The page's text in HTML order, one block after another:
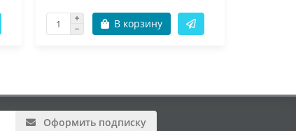
В корзину
Оформить подписку